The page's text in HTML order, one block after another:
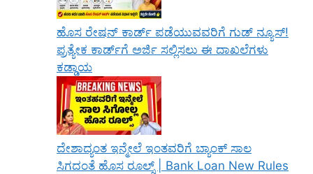
ಹೊಸ ರೇಷನ್ ಕಾರ್ಡ್ ಪಡೆಯುವವರಿಗೆ ಗುಡ್ ನ್ಯೂಸ್!
ಪ್ರತ್ಯೇಕ ಕಾರ್ಡ್‌ಗೆ ಅರ್ಜಿ ಸಲ್ಲಿಸಲು ಈ ದಾಖಲೆಗಳು
ಕಡ್ಡಾಯ
ದೇಶಾದ್ಯಂತ ಇನ್ಮೇಲೆ ಇಂತವರಿಗೆ ಬ್ಯಾಂಕ್ ಸಾಲ
ಸಿಗದಂತೆ ಹೊಸ ರೂಲ್ಸ್ | Bank Loan New Rules